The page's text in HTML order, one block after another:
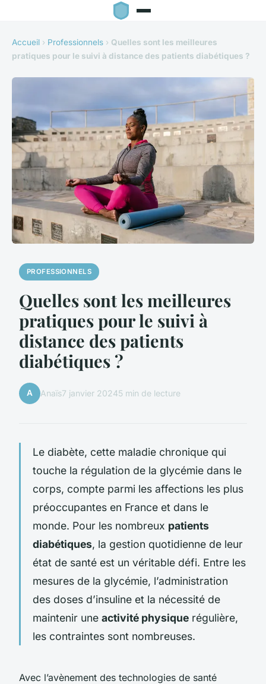
Accueil › Professionnels › Quelles sont les meilleures
pratiques pour le suivi à distance des patients diabétiques ?
PROFESSIONNELS
Quelles sont les meilleures
pratiques pour le suivi à
distance des patients
diabétiques ?
A Anaïs7 janvier 20245 min de lecture
Le diabète, cette maladie chronique qui
touche la régulation de la glycémie dans le
corps, compte parmi les affections les plus
préoccupantes en France et dans le
monde. Pour les nombreux patients
diabétiques, la gestion quotidienne de leur
état de santé est un véritable défi. Entre les
mesures de la glycémie, l’administration
des doses d’insuline et la nécessité de
maintenir une activité physique régulière,
les contraintes sont nombreuses.
Avec l’avènement des technologies de santé